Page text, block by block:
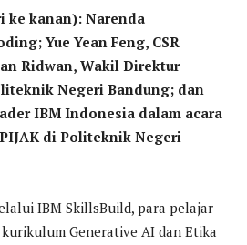
ke kanan): Narenda
Yue Yean Feng, CSR
Ridwan, Wakil Direktur
Negeri Bandung; dan
IBM Indonesia dalam acara
di Politeknik Negeri
IBM SkillsBuild, para pelajar
Generative AI dan Etika